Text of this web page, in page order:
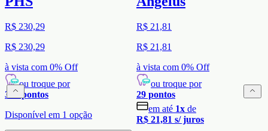
R$ 230,29
R$ 230,29
à vista com 0% Off
ou troque por
307 pontos
Disponível em 1 opção
R$ 21,81
R$ 21,81
à vista com 0% Off
ou troque por
29 pontos
em até 1x de
R$ 21,81 s/ juros